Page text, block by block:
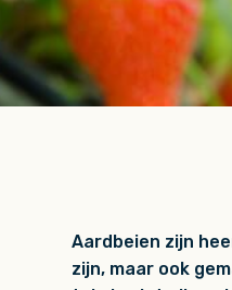
Aardbeien zijn
zijn, maar ook